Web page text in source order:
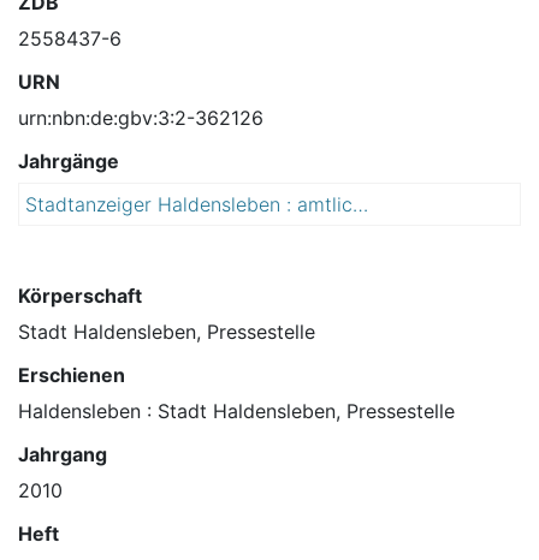
2558437-6
URN
urn:nbn:de:gbv:3:2-362126
Jahrgänge
Stadtanzeiger Haldensleben : amtliches Mitteilungsblatt der Stadt Haldensleben
Körperschaft
Stadt Haldensleben, Pressestelle
Erschienen
Haldensleben : Stadt Haldensleben, Pressestelle
Jahrgang
2010
Heft